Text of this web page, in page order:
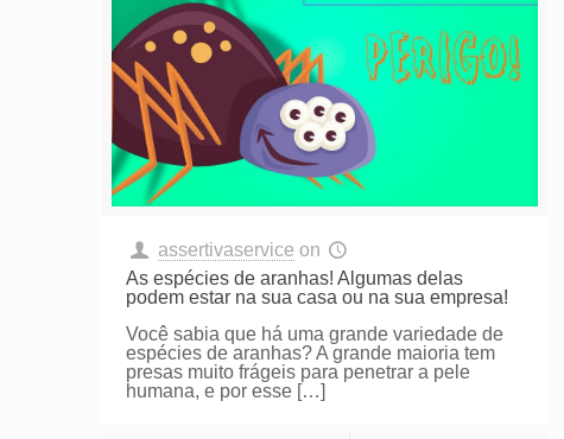
assertivaservice on
As espécies de aranhas! Algumas delas
podem estar na sua casa ou na sua empresa!
Você sabia que há uma grande variedade de
espécies de aranhas? A grande maioria tem
presas muito frágeis para penetrar a pele
humana, e por esse […]